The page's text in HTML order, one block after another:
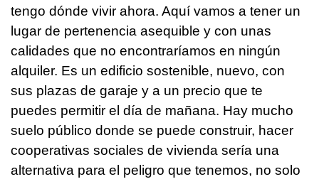
tengo dónde vivir ahora. Aquí vamos a tener un
lugar de pertenencia asequible y con unas
calidades que no encontraríamos en ningún
alquiler. Es un edificio sostenible, nuevo, con
sus plazas de garaje y a un precio que te
puedes permitir el día de mañana. Hay mucho
suelo público donde se puede construir, hacer
cooperativas sociales de vivienda sería una
alternativa para el peligro que tenemos, no solo